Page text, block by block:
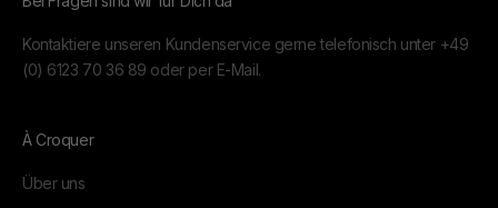
Kontaktiere unseren Kundenservice gerne telefonisch unter +49
(0) 6123 70 36 89 oder per E-Mail.
À Croquer
Über uns